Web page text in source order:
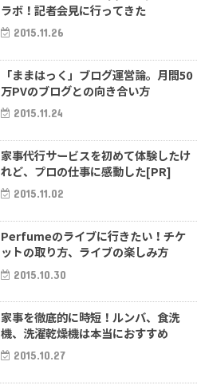
ラボ！記者会見に行ってきた
2015.11.26
「ままはっく」ブログ運営論。月間50
万PVのブログとの向き合い方
2015.11.24
家事代行サービスを初めて体験したけ
れど、プロの仕事に感動した[PR]
2015.11.02
Perfumeのライブに行きたい！チケ
ットの取り方、ライブの楽しみ方
2015.10.30
家事を徹底的に時短！ルンバ、食洗
機、洗濯乾燥機は本当におすすめ
2015.10.27